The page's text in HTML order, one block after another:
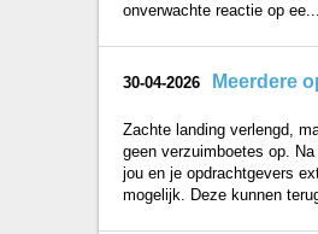
onverwachte reactie op
30-04-2026 Meerdere
Zachte landing verlengd,
geen verzuimboetes op.
jou en je opdrachtgevers
mogelijk. Deze kunnen